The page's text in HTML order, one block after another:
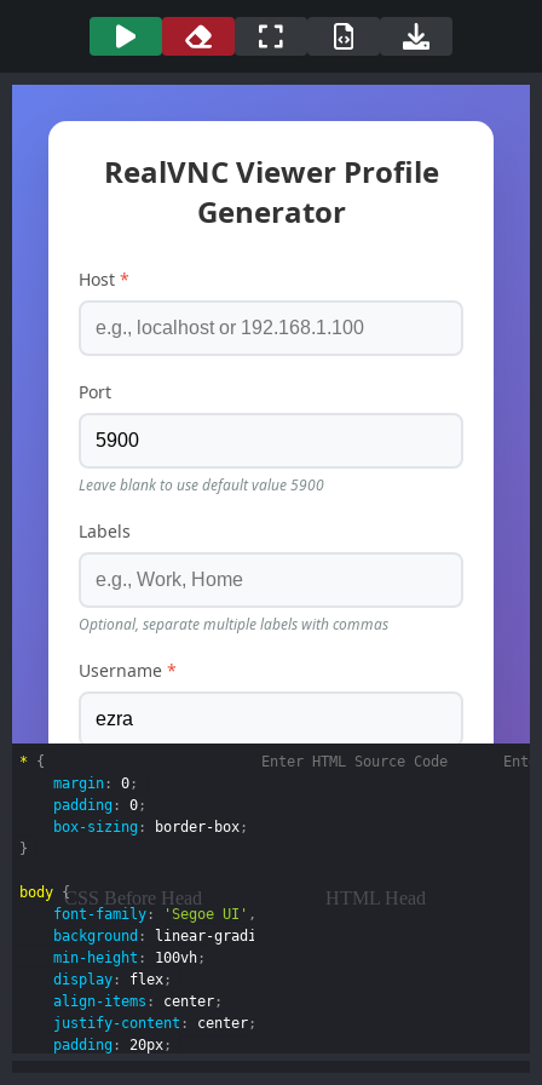
*
{
margin : 0 ;
padding : 0 ;
box-sizing : border-box ;
}
body {
font-family : 'Segoe UI' ,
background : linear-gradient
min-height : 100vh ;
display : flex ;
align-items : center ;
justify-content : center ;
padding : 20px ;
CSS Before Head HTML Head